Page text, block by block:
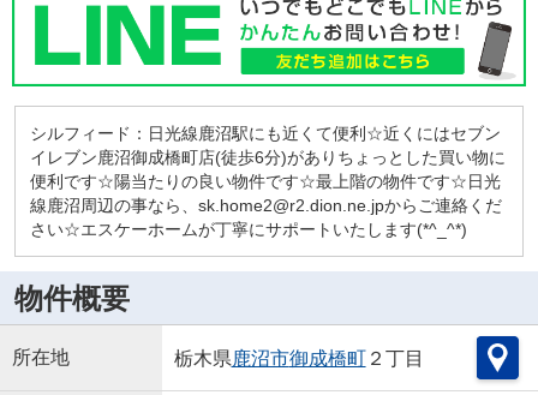
シルフィード：日光線鹿沼駅にも近くて便利☆近くにはセブン
イレブン鹿沼御成橋町店(徒歩6分)がありちょっとした買い物に
便利です☆陽当たりの良い物件です☆最上階の物件です☆日光
線鹿沼周辺の事なら、sk.home2@r2.dion.ne.jpからご連絡くだ
さい☆エスケーホームが丁寧にサポートいたします(*^_^*)
物件概要
所在地 栃木県鹿沼市御成橋町２丁目